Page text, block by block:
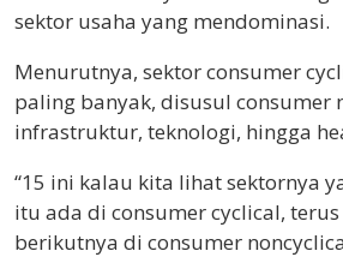
sektor usaha yang mendominasi.
Menurutnya, sektor consumer
paling banyak, disusul consumer
infrastruktur, teknologi, hingga
“15 ini kalau kita lihat sektornya
itu ada di consumer cyclical,
berikutnya di consumer